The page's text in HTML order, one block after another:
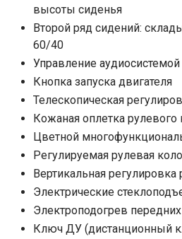
высоты сиденья
Второй ряд сидений:
60/40
Управление аудиосистемой
Кнопка запуска двигателя
Телескопическая
Кожаная оплетка рулевого
Цветной
Регулируемая рулевая
Вертикальная регулировка
Электрические
Электроподогрев
Ключ ДУ (дистанционный